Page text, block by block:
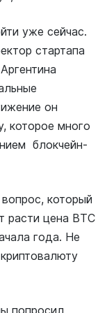
уже сейчас.
стартапа
он
которое много
блокчейн-
который
расти цена ВТС
года. Не
попросил